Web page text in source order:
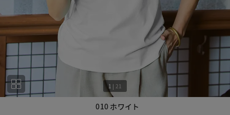
010 ホワイト
1 | 21